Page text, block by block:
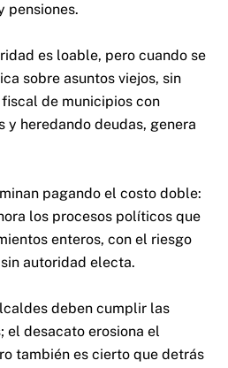
pensiones.
es loable, pero cuando se
sobre asuntos viejos, sin
de municipios con
y heredando deudas, genera
pagando el costo doble:
los procesos políticos que
enteros, con el riesgo
autoridad electa.
deben cumplir las
el desacato erosiona el
también es cierto que detrás